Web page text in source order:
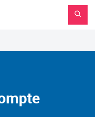
au menu principal